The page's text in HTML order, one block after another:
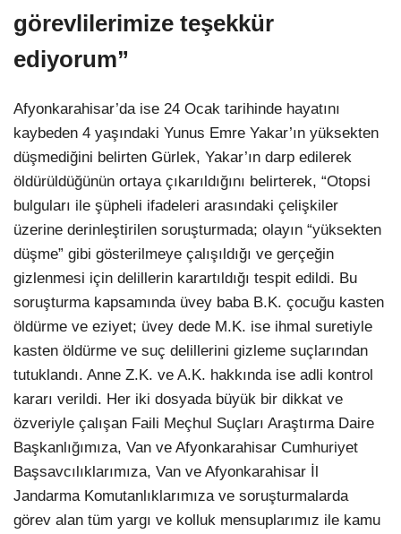
görevlilerimize teşekkür
ediyorum”
Afyonkarahisar’da ise 24 Ocak tarihinde hayatını
kaybeden 4 yaşındaki Yunus Emre Yakar’ın yüksekten
düşmediğini belirten Gürlek, Yakar’ın darp edilerek
öldürüldüğünün ortaya çıkarıldığını belirterek, “Otopsi
bulguları ile şüpheli ifadeleri arasındaki çelişkiler
üzerine derinleştirilen soruşturmada; olayın “yüksekten
düşme” gibi gösterilmeye çalışıldığı ve gerçeğin
gizlenmesi için delillerin karartıldığı tespit edildi. Bu
soruşturma kapsamında üvey baba B.K. çocuğu kasten
öldürme ve eziyet; üvey dede M.K. ise ihmal suretiyle
kasten öldürme ve suç delillerini gizleme suçlarından
tutuklandı. Anne Z.K. ve A.K. hakkında ise adli kontrol
kararı verildi. Her iki dosyada büyük bir dikkat ve
özveriyle çalışan Faili Meçhul Suçları Araştırma Daire
Başkanlığımıza, Van ve Afyonkarahisar Cumhuriyet
Başsavcılıklarımıza, Van ve Afyonkarahisar İl
Jandarma Komutanlıklarımıza ve soruşturmalarda
görev alan tüm yargı ve kolluk mensuplarımız ile kamu